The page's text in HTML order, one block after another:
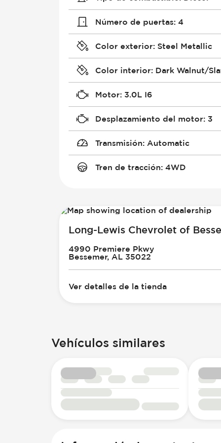
Número de puertas: 4
Color exterior: Steel Metallic
Color interior: Dark Walnut/
Motor: 3.0L I6
Desplazamiento del motor: 3
Transmisión: Automatic
Tren de tracción: 4WD
Long-Lewis Chevrolet of
4990 Premiere Pkwy
Bessemer, AL 35022
Ver detalles de la tienda
Vehículos similares